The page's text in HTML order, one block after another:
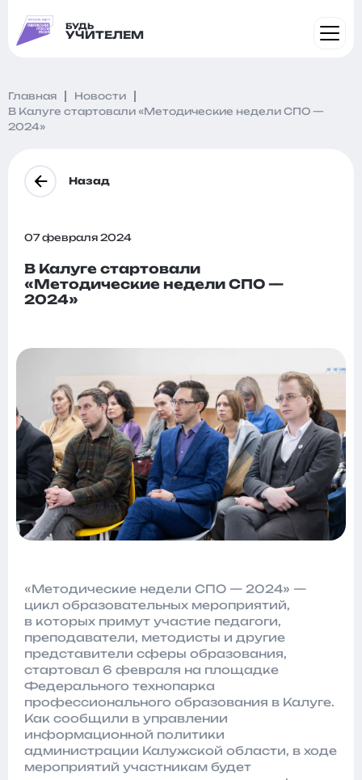
БУДЬ
УЧИТЕЛЕМ
Главная
Новости
В Калуге стартовали «Методические недели СПО —
2024»
Назад
07 февраля 2024
В Калуге стартовали
«Методические недели СПО —
2024»
«Методические недели СПО — 2024» —
цикл образовательных мероприятий,
в которых примут участие педагоги,
преподаватели, методисты и другие
представители сферы образования,
стартовал 6 февраля на площадке
Федерального технопарка
профессионального образования в Калуге.
Как сообщили в управлении
информационной политики
администрации Калужской области, в ходе
мероприятий участникам будет